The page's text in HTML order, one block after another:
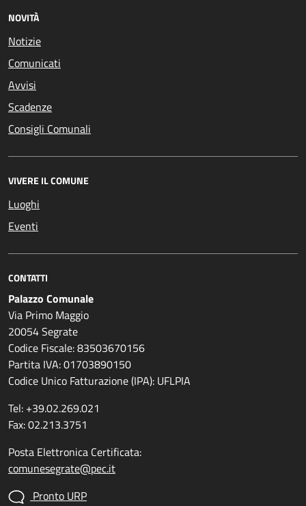
NOVITÀ
Notizie
Comunicati
Avvisi
Scadenze
Consigli Comunali
VIVERE IL COMUNE
Luoghi
Eventi
CONTATTI
Palazzo Comunale
Via Primo Maggio
20054 Segrate
Codice Fiscale: 83503670156
Partita IVA: 01703890150
Codice Unico Fatturazione (IPA): UFLPIA
Tel: +39.02.269.021
Fax: 02.213.3751
Posta Elettronica Certificata:
comunesegrate@pec.it
Pronto URP